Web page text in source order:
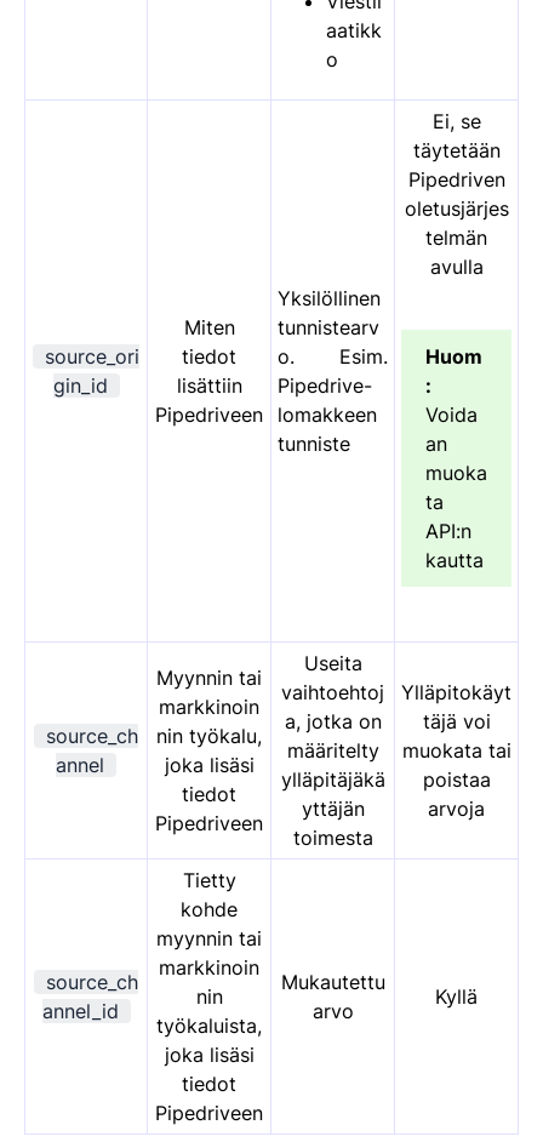
aatikk
o
source_ori
gin_id
Miten
tiedot
lisättiin
Pipedriveen
Yksilöllinen
tunnistearv
o. Esim.
Pipedrive-
lomakkeen
tunniste
Ei, se
täytetään
Pipedriven
oletusjärjes
telmän
avulla
Huom
:
Voida
an
muoka
ta
API:n
kautta
source_ch
annel
Myynnin tai
markkinoin
nin työkalu,
joka lisäsi
tiedot
Pipedriveen
Useita
vaihtoehtoj
a, jotka on
määritelty
ylläpitäjäkä
yttäjän
toimesta
Ylläpitokäyt
täjä voi
muokata tai
poistaa
arvoja
source_ch
annel_id
Tietty
kohde
myynnin tai
markkinoin
nin
työkaluista,
joka lisäsi
tiedot
Pipedriveen
Mukautettu
arvo
Kyllä